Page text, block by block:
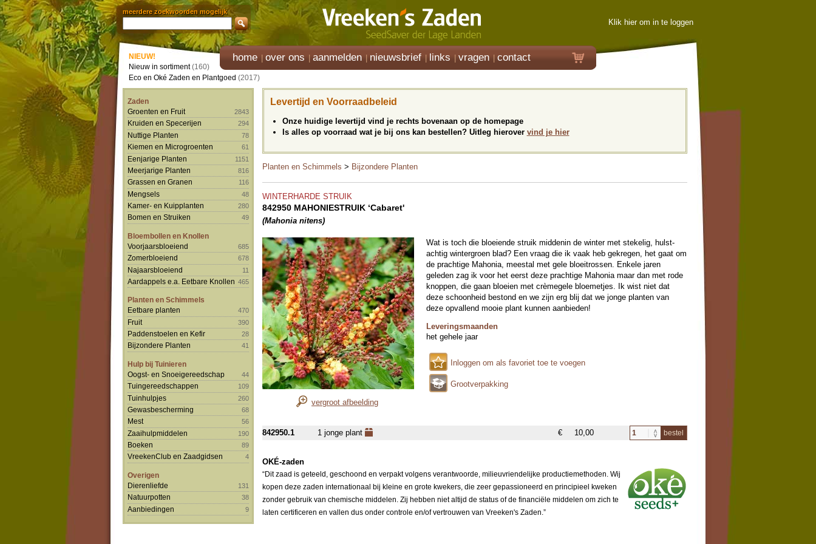
meerdere zoekwoorden mogelijk
Klik hier om in te loggen
home over ons aanmelden nieuwsbrief links vragen contact
NIEUW!
Nieuw in sortiment(160)
Eco en Oké Zaden en Plantgoed (2017)
Zaden
Groenten en Fruit
2843
Kruiden en Specerijen 294
Nuttige Planten 78
Kiemen en Microgroenten 61
Eenjarige Planten 1151
Meerjarige Planten 816
Grassen en Granen 116
Mengsels 48
Kamer- en Kuipplanten 280
Bomen en Struiken 49
Bloembollen en Knollen
Voorjaarsbloeiend
685
Zomerbloeiend 678
Najaarsbloeiend 11
Aardappels e.a. Eetbare Knollen 465
Planten en Schimmels
Eetbare planten
470
Fruit 390
Paddenstoelen en Kefir 28
Bijzondere Planten 41
Hulp bij Tuinieren
Oogst- en Snoeigereedschap
44
Tuingereedschappen 109
Tuinhulpjes 260
Gewasbescherming 68
Mest 56
Zaaihulpmiddelen 190
Boeken 89
VreekenClub en Zaadgidsen 4
Overigen
Dierenliefde
131
Natuurpotten 38
Aanbiedingen 9
Levertijd en Voorraadbeleid
Onze huidige levertijd vind je rechts bovenaan op de homepage
Is alles op voorraad wat je bij ons kan bestellen? Uitleg hierover vind je hier
Planten en Schimmels > Bijzondere Planten
WINTERHARDE STRUIK
842950 MAHONIESTRUIK ‘Cabaret'
(Mahonia nitens)
vergroot afbeelding
Wat is toch die bloeiende struik middenin de winter met stekelig, hulst-
achtig wintergroen blad? Een vraag die ik vaak heb gekregen, het gaat om
de prachtige Mahonia, meestal met gele bloeitrossen. Enkele jaren
geleden zag ik voor het eerst deze prachtige Mahonia maar dan met rode
knoppen, die gaan bloeien met crèmegele bloemetjes. Ik wist niet dat
deze schoonheid bestond en we zijn erg blij dat we jonge planten van
deze opvallend mooie plant kunnen aanbieden!
Leveringsmaanden
het gehele jaar
Inloggen om als favoriet toe te voegen
Grootverpakking
842950.1 1 jonge plant € 10,00 bestel
OKÉ-zaden
“Dit zaad is geteeld, geschoond en verpakt volgens verantwoorde, milieuvriendelijke productiemethoden. Wij
kopen deze zaden internationaal bij kleine en grote kwekers, die zeer gepassioneerd en principieel kweken
zonder gebruik van chemische middelen. Zij hebben niet altijd de status of de financiële middelen om zich te
laten certificeren en vallen dus onder controle en/of vertrouwen van Vreeken's Zaden.”